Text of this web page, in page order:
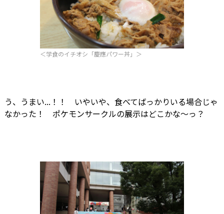
＜学食のイチオシ「慶應パワー丼」＞
う、うまい...！！ いやいや、食べてばっかりいる場合じゃ
なかった！ ポケモンサークルの展示はどこかな〜っ？